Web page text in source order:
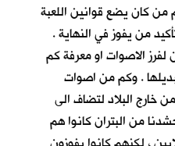
من كان يضع قوانين اللعبة
من يفوز في النهاية .
الاصوات او معرفة كم
. وكم من اصوات
خارج البلاد لتضاف الى
من البتران كانوا هم